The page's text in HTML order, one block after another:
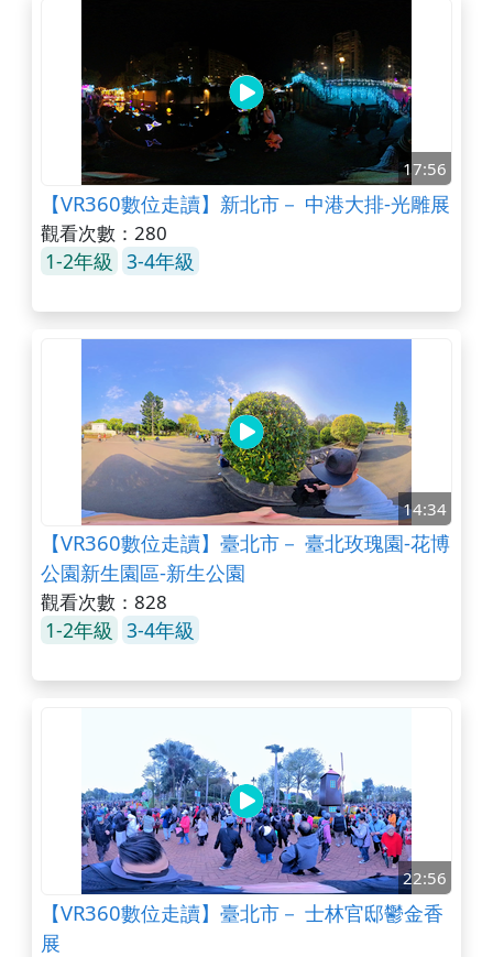
17:56
【VR360數位走讀】新北市－ 中港大排-光雕展
觀看次數：280
1-2年級 3-4年級
14:34
【VR360數位走讀】臺北市－ 臺北玫瑰園-花博
公園新生園區-新生公園
觀看次數：828
1-2年級 3-4年級
22:56
【VR360數位走讀】臺北市－ 士林官邸鬱金香
展